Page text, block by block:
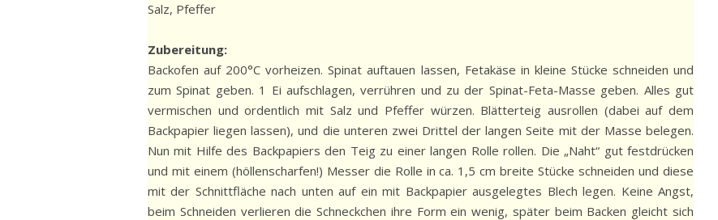
Salz, Pfeffer
Zubereitung:
Backofen auf 200°C vorheizen. Spinat auftauen lassen, Fetakäse in kleine Stücke schneiden und
zum Spinat geben. 1 Ei aufschlagen, verrühren und zu der Spinat-Feta-Masse geben. Alles gut
vermischen und ordentlich mit Salz und Pfeffer würzen. Blätterteig ausrollen (dabei auf dem
Backpapier liegen lassen), und die unteren zwei Drittel der langen Seite mit der Masse belegen.
Nun mit Hilfe des Backpapiers den Teig zu einer langen Rolle rollen. Die „Naht“ gut festdrücken
und mit einem (höllenscharfen!) Messer die Rolle in ca. 1,5 cm breite Stücke schneiden und diese
mit der Schnittfläche nach unten auf ein mit Backpapier ausgelegtes Blech legen. Keine Angst,
beim Schneiden verlieren die Schneckchen ihre Form ein wenig, später beim Backen gleicht sich